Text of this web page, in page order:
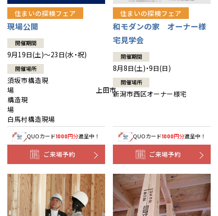
住まいの探検フェア
現場公開
開催期間
9月19日(土)～23日(水・祝)
開催場所
須坂市構造現
場 上田市
構造現
場
白馬村構造現場
QUOカード1000円分進呈中！
ご来場予約
住まいの探検フェア
和モダンの家 オーナー様
宅見学会
開催期間
8月8日(土)・9日(日)
開催場所
新潟市西区オーナー様宅
QUOカード1000円分進呈中！
ご来場予約